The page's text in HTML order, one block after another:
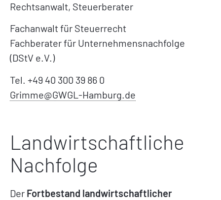
Rechtsanwalt, Steuerberater
Fachanwalt für Steuerrecht
Fachberater für Unternehmensnachfolge
(DStV e.V.)
Tel. +49 40 300 39 86 0
Grimme@GWGL-Hamburg.de
Landwirtschaftliche
Nachfolge
Der Fortbestand landwirtschaftlicher